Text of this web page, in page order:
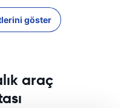
göster
araç